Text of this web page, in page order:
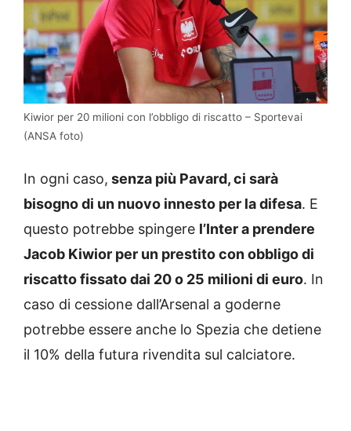
Kiwior per 20 milioni con l’obbligo di riscatto – Sportevai
(ANSA foto)
In ogni caso, senza più Pavard, ci sarà
bisogno di un nuovo innesto per la difesa. E
questo potrebbe spingere l’Inter a prendere
Jacob Kiwior per un prestito con obbligo di
riscatto fissato dai 20 o 25 milioni di euro. In
caso di cessione dall’Arsenal a goderne
potrebbe essere anche lo Spezia che detiene
il 10% della futura rivendita sul calciatore.